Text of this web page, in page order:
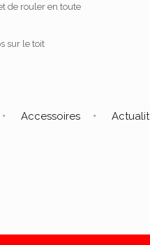
de rouler en toute
sur le toit
Accessoires